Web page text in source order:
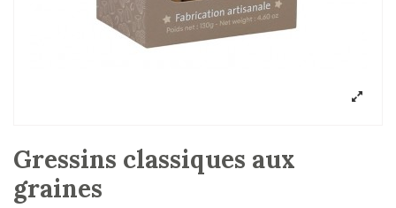
Gressins classiques aux
graines